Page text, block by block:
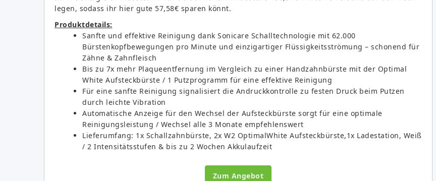
legen, sodass ihr hier gute 57,58€ sparen könnt.
Produktdetails:
Sanfte und effektive Reinigung dank Sonicare Schalltechnologie mit 62.000
Bürstenkopfbewegungen pro Minute und einzigartiger Flüssigkeitsströmung – schonend für
Zähne & Zahnfleisch
Bis zu 7x mehr Plaqueentfernung im Vergleich zu einer Handzahnbürste mit der Optimal
White Aufsteckbürste / 1 Putzprogramm für eine effektive Reinigung
Für eine sanfte Reinigung signalisiert die Andruckkontrolle zu festen Druck beim Putzen
durch leichte Vibration
Automatische Anzeige für den Wechsel der Aufsteckbürste sorgt für eine optimale
Reinigungsleistung / Wechsel alle 3 Monate empfehlenswert
Lieferumfang: 1x Schallzahnbürste, 2x W2 OptimalWhite Aufsteckbürste,1x Ladestation, Weiß
/ 2 Intensitätsstufen & bis zu 2 Wochen Akkulaufzeit
Zum Angebot